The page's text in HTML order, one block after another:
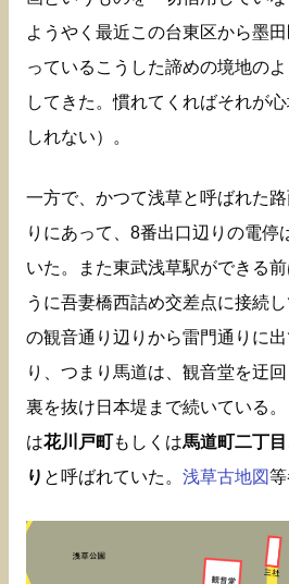
ようやく最近この台東区から墨
っているこうした諦めの境地の
してきた。慣れてくればそれが
しれない）。
一方で、かつて浅草と呼ばれた
りにあって、8番出口辺りの電停
いた。また東武浅草駅ができる
うに吾妻橋西詰め交差点に接続
の観音通り辺りから雷門通りに
り、つまり馬道は、観音堂を迂
裏を抜け日本堤まで続いている。
は花川戸町もしくは馬道町二丁目
り と呼ばれていた。 浅草古地図等